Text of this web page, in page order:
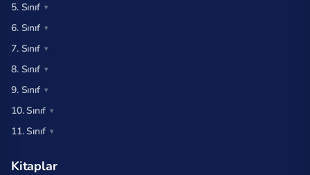
5. Sınıf
6. Sınıf
7. Sınıf
8. Sınıf
9. Sınıf
10. Sınıf
11. Sınıf
Kitaplar